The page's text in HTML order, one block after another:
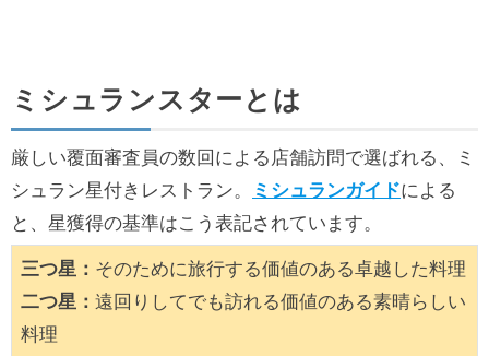
ミシュランスターとは
厳しい覆面審査員の数回による店舗訪問で選ばれる、ミ
シュラン星付きレストラン。
ミシュランガイドによる
と、星獲得の基準はこう表記されています。
三つ星： そのために旅行する価値のある卓越した料理
二つ星： 遠回りしてでも訪れる価値のある素晴らしい
料理